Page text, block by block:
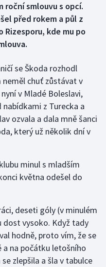
roční smlouvu s opcí.
před rokem a půl z
kde mu po
se Škoda rozhodl
chuť zůstávat v
v Mladé Boleslavi,
z Turecka a
ozvala a dala mně šanci
který už několik dní v
minul s mladším
května odešel do
deseti góly (v minulém
dost vysoko. Když tady
hodně, proto vím, že se
a na počátku letošního
zlepšila a šla v tabulce